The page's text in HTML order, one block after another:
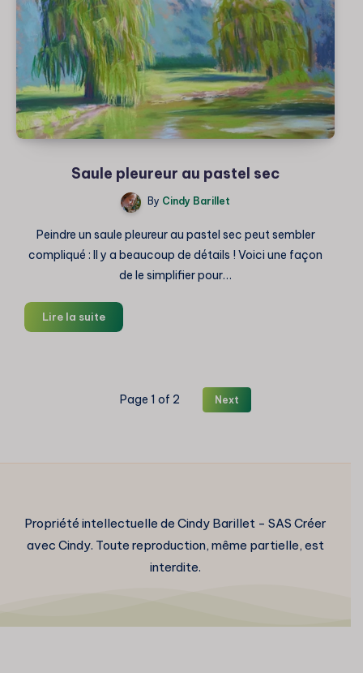
en
plein
air
Saule pleureur au pastel sec
By Cindy Barillet
Peindre un saule pleureur au pastel sec peut sembler
compliqué : Il y a beaucoup de détails ! Voici une façon
de le simplifier pour…
Lire la suiteSaule
pleureur
Page 1 of 2 Next
Propriété intellectuelle de Cindy Barillet - SAS Créer
avec Cindy. Toute reproduction, même partielle, est
interdite.